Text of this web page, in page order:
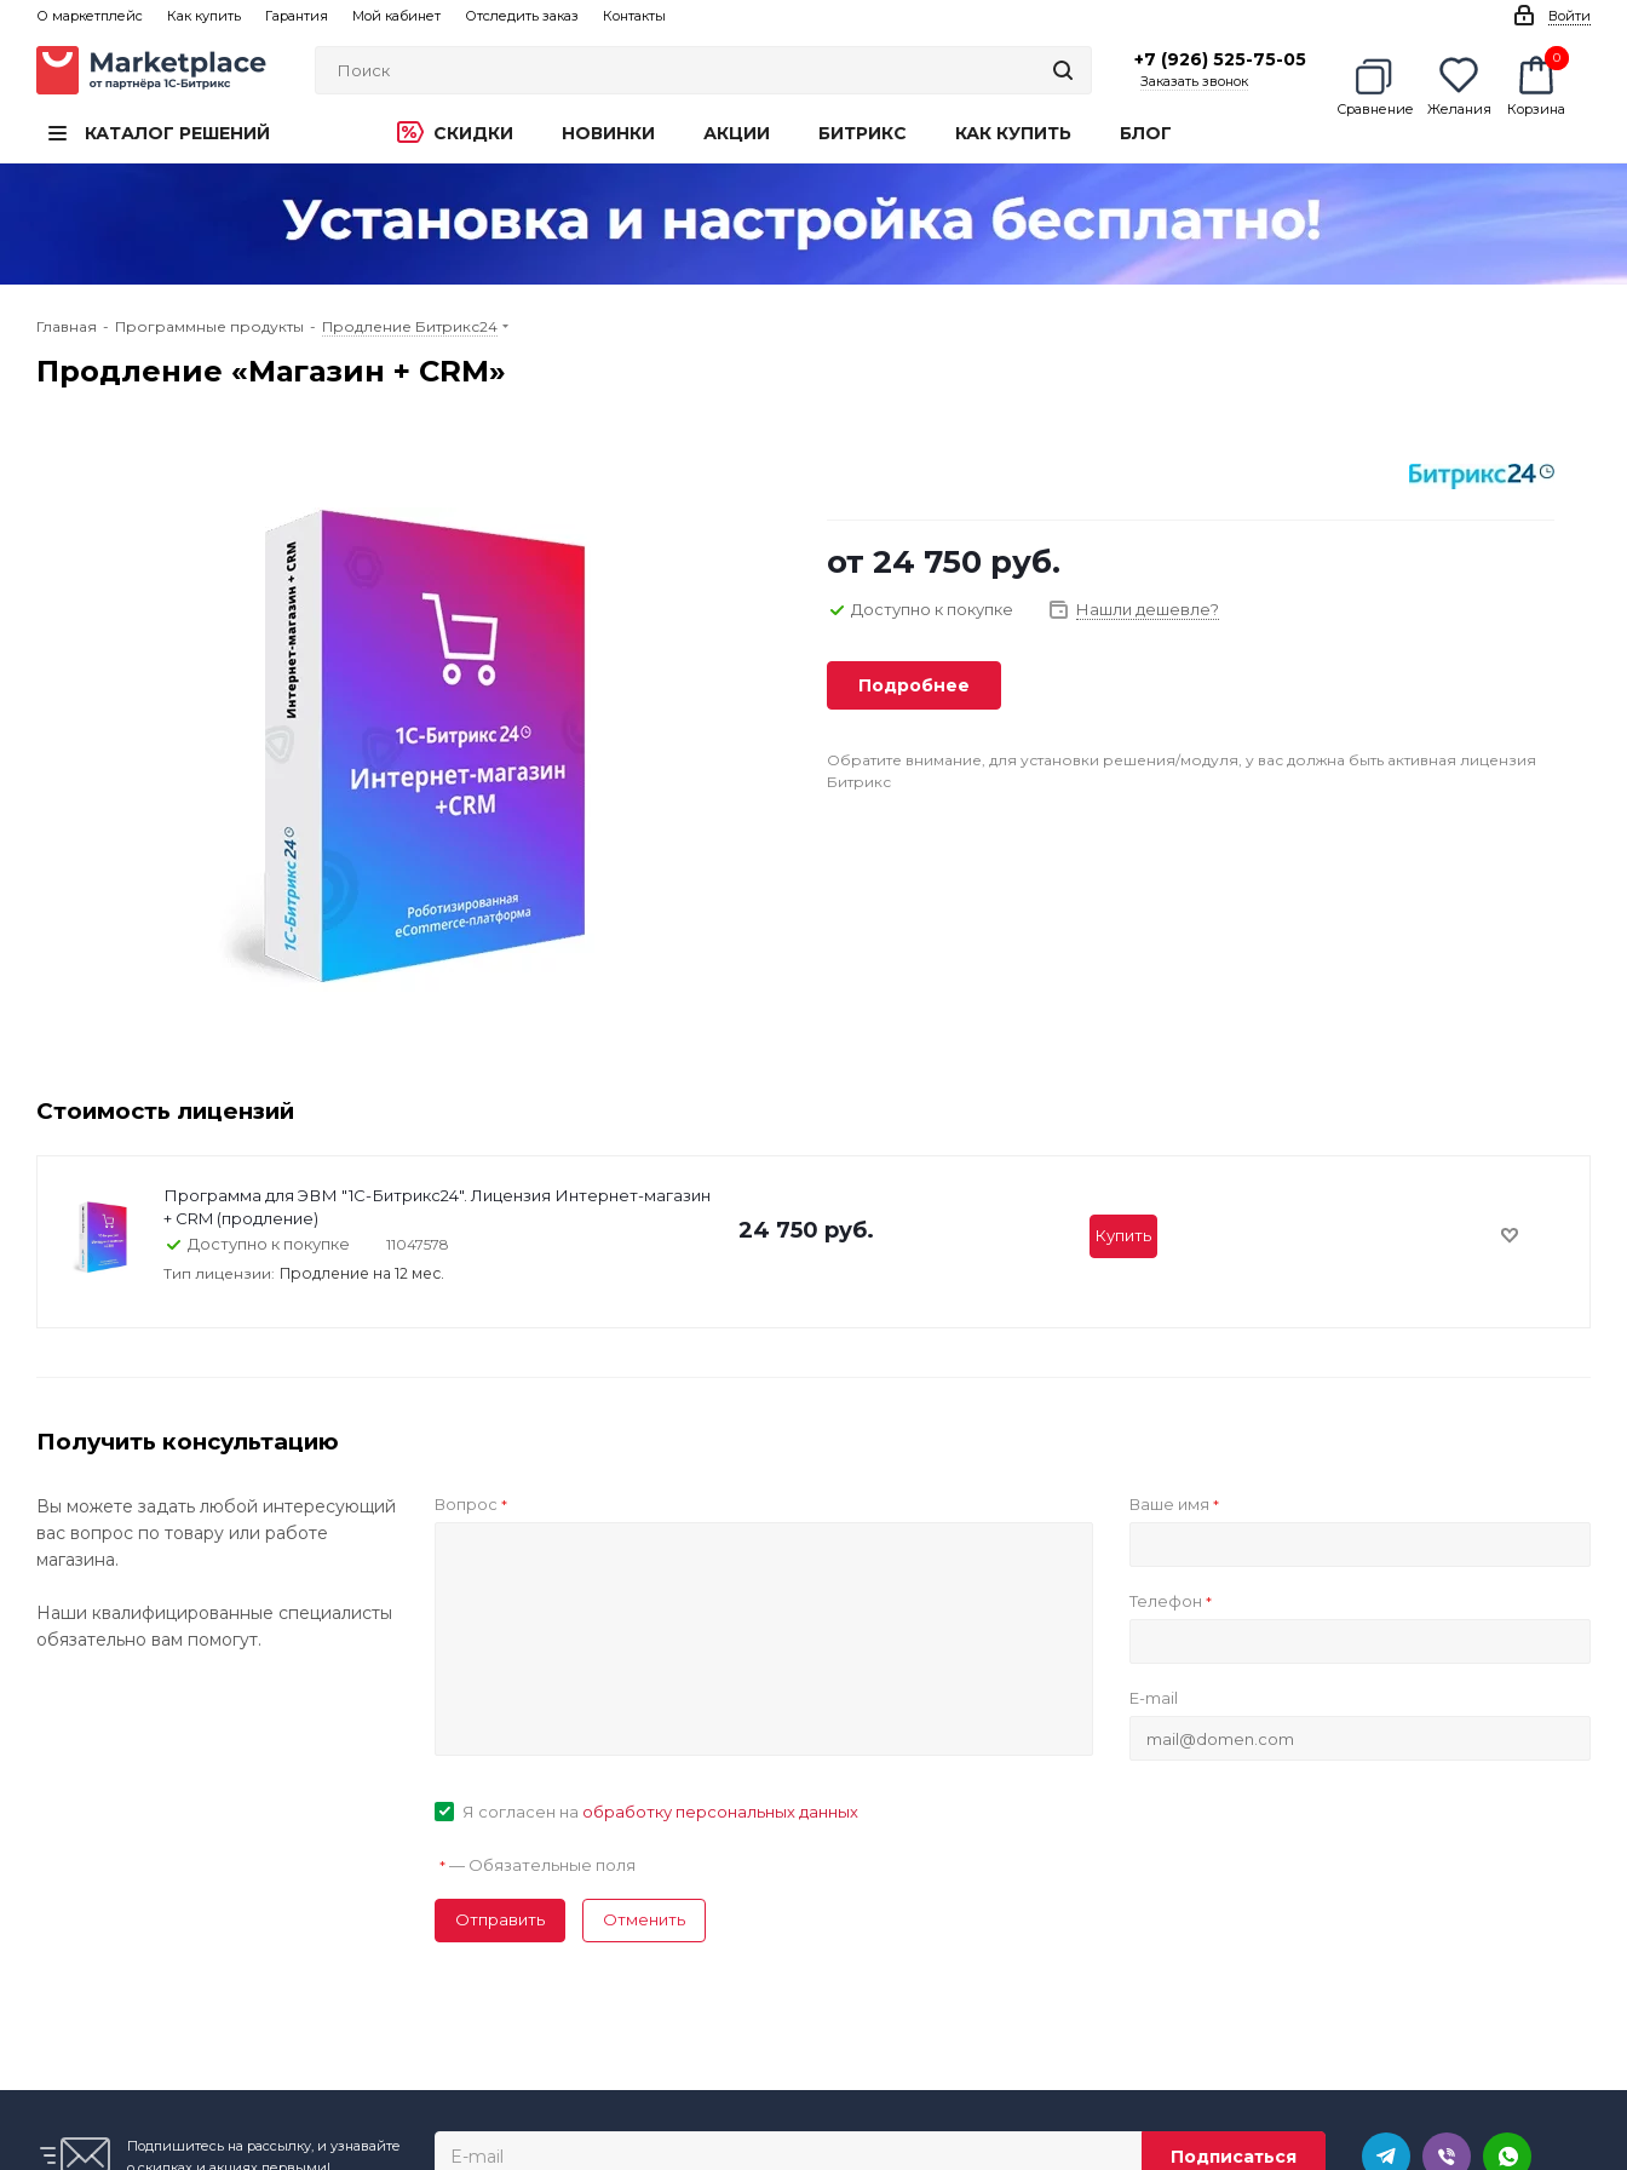
О маркетплейс Как купить Гарантия Мой кабинет Отследить заказ Контакты Войти
Сравнение Желания Корзина
0
0
+7 (926) 525-75-05
Заказать звонок
КАТАЛОГ РЕШЕНИЙ СКИДКИ НОВИНКИ АКЦИИ БИТРИКС КАК КУПИТЬ БЛОГ
Главная - Программные продукты - Продление Битрикс24
Продление «Магазин + CRM»
от 24 750 руб.
Доступно к покупке Нашли дешевле?
Подробнее
Обратите внимание, для установки решения/модуля, у вас должна быть активная лицензия
Битрикс
Стоимость лицензий
Программа для ЭВМ "1С-Битрикс24". Лицензия Интернет-магазин
+ CRM (продление)
Доступно к покупке
11047578
Тип лицензии: Продление на 12 мес.
24 750 руб. Купить
Получить консультацию
Вы можете задать любой интересующий
вас вопрос по товару или работе
магазина.
Наши квалифицированные специалисты
обязательно вам помогут.
Вопрос * Ваше имя*
Телефон*
E-mail
Я согласен на обработку персональных данных
*— Обязательные поля
Отправить Отменить
Подпишитесь на рассылку, и узнавайте